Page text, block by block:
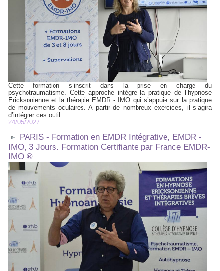
Cette formation s’inscrit dans la prise en charge du
psychotraumatisme. Cette approche intègre la pratique de l’hypnose
Ericksonienne et la thérapie EMDR - IMO qui s’appuie sur la pratique
de mouvements oculaires. A partir de nombreux exercices, il s’agira
d’intégrer ces outil...
24/05/2027
PARIS - Formation en EMDR Intégrative, EMDR -
IMO, 3 Jours. Formation Certifiante par France EMDR-
IMO ®